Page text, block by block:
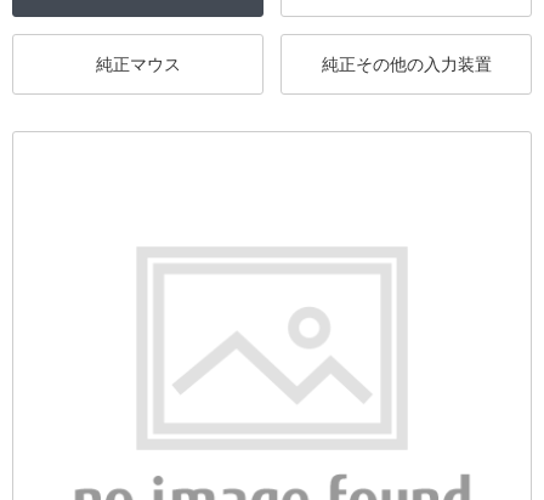
純正マウス 純正その他の入力装置